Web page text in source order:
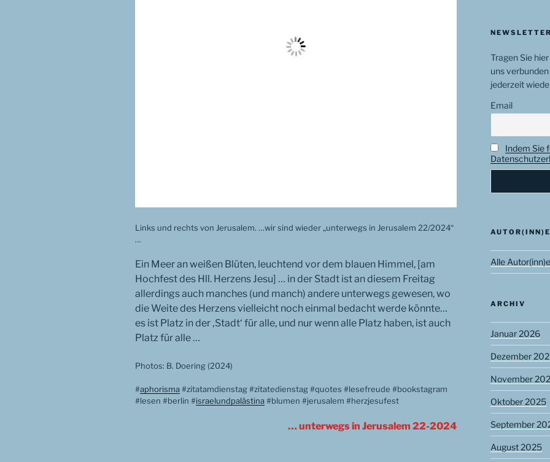
Links und rechts von Jerusalem. …wir sind wieder „unterwegs in Jerusalem 22/2024“
…
Ein Meer an weißen Blüten, leuchtend vor dem blauen Himmel, [am
Hochfest des Hll. Herzens Jesu] … in der Stadt ist an diesem Freitag
allerdings auch manches (und manch) andere unterwegs gewesen, wo
die Weite des Herzens vielleicht noch einmal bedacht werde könnte…
es ist Platz in der ‚Stadt‘ für alle, und nur wenn alle Platz haben, ist auch
Platz für alle …
Photos: B. Doering (2024)
#aphorisma#zitatamdienstag #zitatedienstag #quotes #lesefreude #bookstagram
#lesen #berlin #israelundpalästina#blumen #jerusalem #herzjesufest
… unterwegs in Jerusalem 22-2024
Tragen Sie
uns
jederzeit
Email
Indem Sie
Alle
ARCHIV
Januar 2026
Dezember
November
Oktober 2025
September
August 2025